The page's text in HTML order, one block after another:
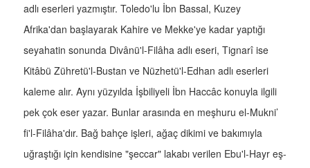
adlı eserleri yazmıştır. Toledo'lu İbn Bassal, Kuzey
Afrika'dan başlayarak Kahire ve Mekke'ye kadar yaptığı
seyahatin sonunda Divânü'l-Filâha adlı eseri, Tignarî ise
Kitâbü Zühretü'l-Bustan ve Nüzhetü'l-Edhan adlı eserleri
kaleme alır. Aynı yüzyılda İşbiliyeli İbn Haccâc konuyla ilgili
pek çok eser yazar. Bunlar arasında en meşhuru el-Mukni’
fi'l-Filâha'dır. Bağ bahçe işleri, ağaç dikimi ve bakımıyla
uğraştığı için kendisine "şeccar" lakabı verilen Ebu'l-Hayr eş-